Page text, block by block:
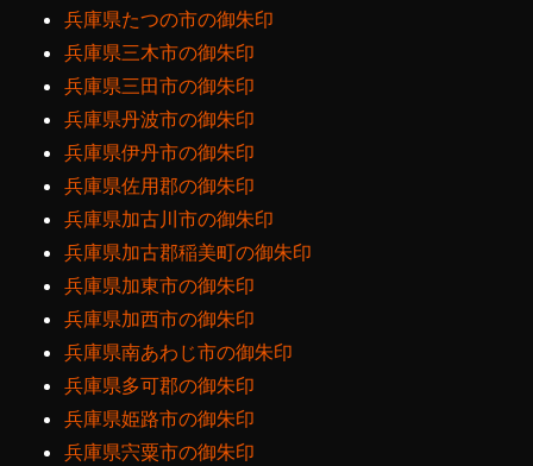
兵庫県たつの市の御朱印
兵庫県三木市の御朱印
兵庫県三田市の御朱印
兵庫県丹波市の御朱印
兵庫県伊丹市の御朱印
兵庫県佐用郡の御朱印
兵庫県加古川市の御朱印
兵庫県加古郡稲美町の御朱印
兵庫県加東市の御朱印
兵庫県加西市の御朱印
兵庫県南あわじ市の御朱印
兵庫県多可郡の御朱印
兵庫県姫路市の御朱印
兵庫県宍粟市の御朱印